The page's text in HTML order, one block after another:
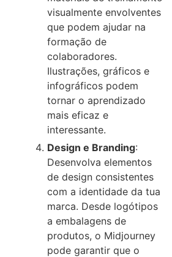
visualmente envolventes
que podem ajudar na
formação de
colaboradores.
Ilustrações, gráficos e
infográficos podem
tornar o aprendizado
mais eficaz e
interessante.
Design e Branding:
Desenvolva elementos
de design consistentes
com a identidade da tua
marca. Desde logótipos
a embalagens de
produtos, o Midjourney
pode garantir que o